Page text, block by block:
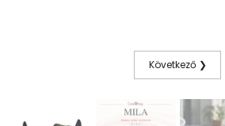
Következő ❯